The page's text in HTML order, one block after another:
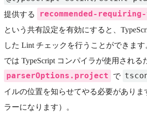
提供する
recommended-
という共有設定を有効にすると、
した Lint チェックを行うことができま
では TypeScript コンパイラが使用される
parserOptions.project で
イルの位置を知らせてやる必要がありま
ラーになります）。